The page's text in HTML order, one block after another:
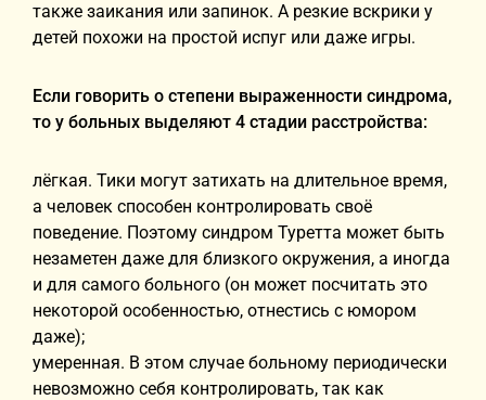
также заикания или запинок. А резкие вскрики у
детей похожи на простой испуг или даже игры.
Если говорить о степени выраженности синдрома,
то у больных выделяют 4 стадии расстройства:
лёгкая. Тики могут затихать на длительное время,
а человек способен контролировать своё
поведение. Поэтому синдром Туретта может быть
незаметен даже для близкого окружения, а иногда
и для самого больного (он может посчитать это
некоторой особенностью, отнестись с юмором
даже);
умеренная. В этом случае больному периодически
невозможно себя контролировать, так как